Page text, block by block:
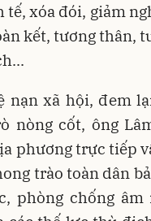
xóa đói, giảm
kết, tương thân,
nạn xã hội, đem
nòng cốt, ông
phương trực tiếp
trào toàn dân
phòng chống âm